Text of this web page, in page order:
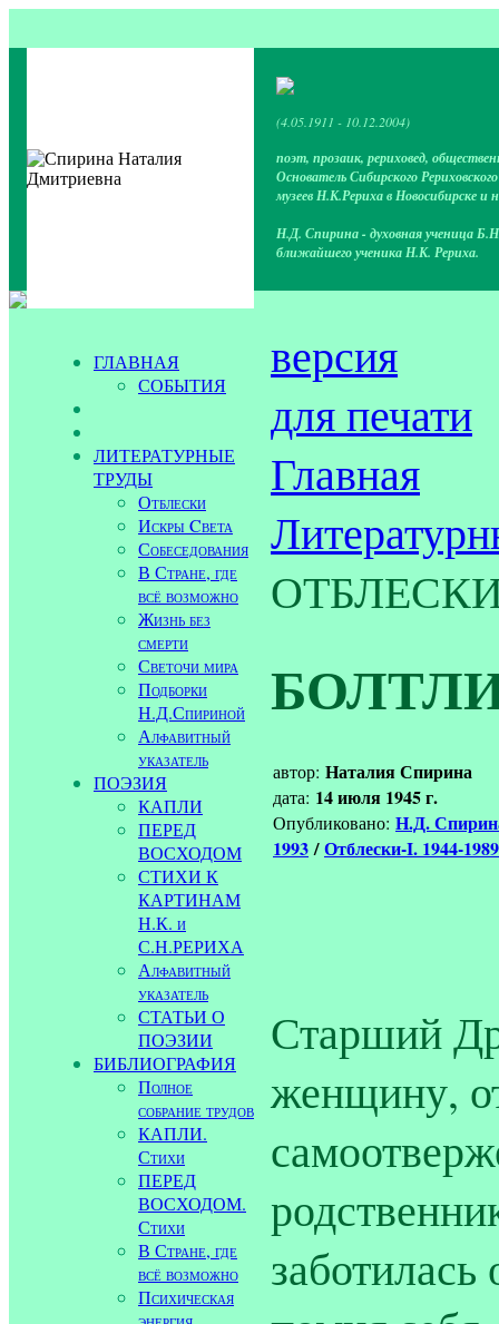
(4.05.1911 - 10.12.2004)
поэт, прозаик, рериховед,
Основатель Сибирского
музеев Н.К.Рериха в Новосибирске и
Н.Д. Спирина - духовная ученица
ближайшего ученика Н.К. Рериха.
ГЛАВНАЯ
СОБЫТИЯ
ЛИТЕРАТУРНЫЕ
ТРУДЫ
Отблески
Искры Cвета
Собеседования
В Стране, где
всё возможно
Жизнь без
смерти
Светочи мира
Подборки
Н.Д.Спириной
Алфавитный
указатель
ПОЭЗИЯ
КАПЛИ
ПЕРЕД
ВОСХОДОМ
СТИХИ К
КАРТИНАМ
Н.К. и
С.Н.РЕРИХА
Алфавитный
указатель
СТАТЬИ О
ПОЭЗИИ
БИБЛИОГРАФИЯ
Полное
собрание трудов
КАПЛИ.
Стихи
ПЕРЕД
ВОСХОДОМ.
Стихи
В Стране, где
всё возможно
Психическая
версия
для печати
Главная
автор: Наталия Спирина
дата: 14 июля 1945 г.
Опубликовано: Н.Д.
1993/Отблески-I. 1944-1989
Старший
женщину,